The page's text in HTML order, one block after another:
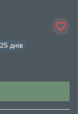
25 днів